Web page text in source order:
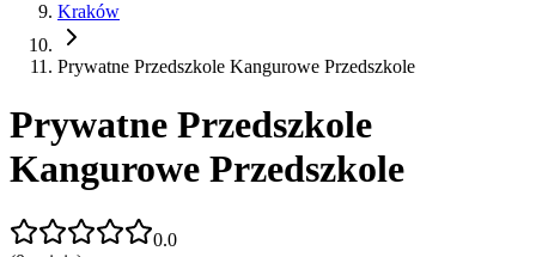
Kraków
Prywatne Przedszkole Kangurowe Przedszkole
Prywatne Przedszkole
Kangurowe Przedszkole
0.0